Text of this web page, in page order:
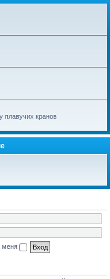
плавучих кранов
меня